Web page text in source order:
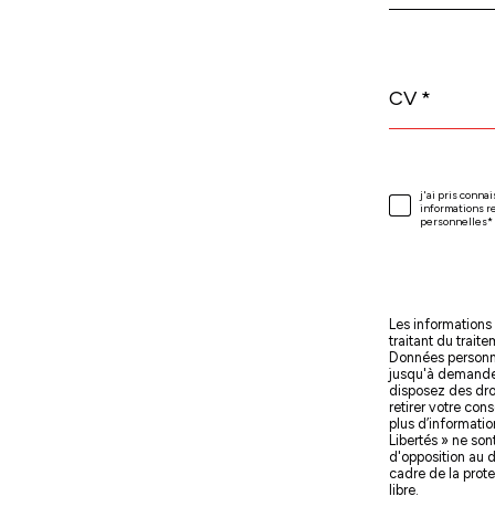
o
c
r
d
o
CV *
j'ai pris
informations
personnelles*
Les
traitant du
Données
jusqu'à
disposez des
retirer votre
plus
Libertés » ne
d'opposition au
cadre de la
libre.